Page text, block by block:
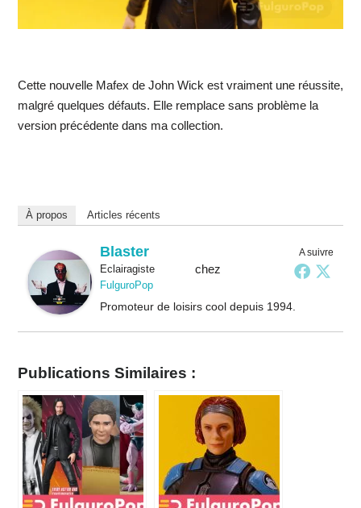
Cette nouvelle Mafex de John Wick est vraiment une réussite,
malgré quelques défauts. Elle remplace sans problème la
version précédente dans ma collection.
À propos Articles récents
A suivre
Blaster
Eclairagistechez
FulguroPop
Promoteur de loisirs cool depuis 1994.
Publications Similaires :